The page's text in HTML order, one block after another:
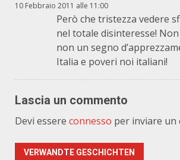
10 Febbraio 2011 alle 11:00
Però che tristezza vedere
nel totale disinteresse!
non un segno
Italia e poveri noi italiani!
Lascia un commento
Devi essere connesso per inviare un
VERWANDTE GESCHICHTEN